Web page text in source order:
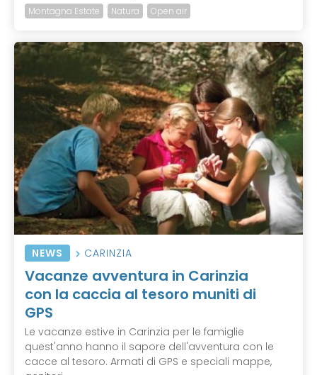
Montagna Estate Natura Open air
NEWS CARINZIA
Vacanze avventura in Carinzia
con la caccia al tesoro muniti di
GPS
Le vacanze estive in Carinzia per le famiglie
quest'anno hanno il sapore dell'avventura con le
cacce al tesoro. Armati di GPS e speciali mappe,